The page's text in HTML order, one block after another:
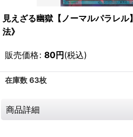
見えざる幽獄【ノーマルパラレ
法》
販売価格: 80円(税込)
在庫数 63枚
商品詳細